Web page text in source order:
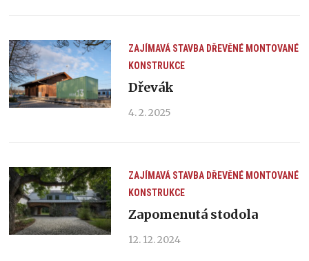
ZAJÍMAVÁ STAVBA DŘEVĚNÉ MONTOVANÉ
KONSTRUKCE
Dřevák
4. 2. 2025
ZAJÍMAVÁ STAVBA DŘEVĚNÉ MONTOVANÉ
KONSTRUKCE
Zapomenutá stodola
12. 12. 2024